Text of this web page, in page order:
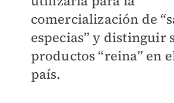
comercialización de
especias” y distinguir
productos “reina” en
país.